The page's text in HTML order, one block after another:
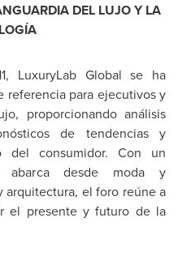
DEL LUJO Y LA
LuxuryLab Global se ha
para ejecutivos y
proporcionando análisis
de tendencias y
del consumidor. Con un
abarca desde moda y
arquitectura, el foro reúne a
el presente y futuro de la